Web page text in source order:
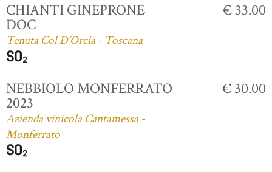
CHIANTI GINEPRONE
DOC
Tenuta Col D’Orcia - Toscana
€ 33.00
NEBBIOLO MONFERRATO
2023
Azienda vinicola Cantamessa -
Monferrato
€ 30.00